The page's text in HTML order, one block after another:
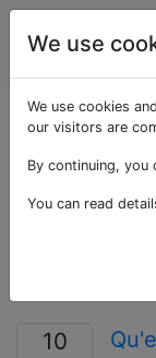
10
We use
We use cookies
our visitors are
By continuing,
You can read